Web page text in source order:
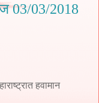
03/03/2018
हवामान